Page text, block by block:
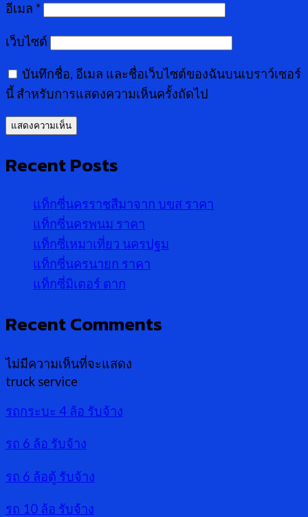
อีเมล *
เว็บไซต์
บันทึกชื่อ, อีเมล และชื่อเว็บไซต์ของฉันบนเบราว์เซอร์
นี้ สำหรับการแสดงความเห็นครั้งถัดไป
Recent Posts
แท็กซี่นครราชสีมาจาก บขส ราคา
แท็กซี่นครพนม ราคา
แท็กซี่เหมาเที่ยว นครปฐม
แท็กซี่นครนายก ราคา
แท็กซี่มิเตอร์ ตาก
Recent Comments
ไม่มีความเห็นที่จะแสดง
truck service
รถกระบะ 4 ล้อ รับจ้าง
รถ 6 ล้อ รับจ้าง
รถ 6 ล้อตู้ รับจ้าง
รถ 10 ล้อ รับจ้าง